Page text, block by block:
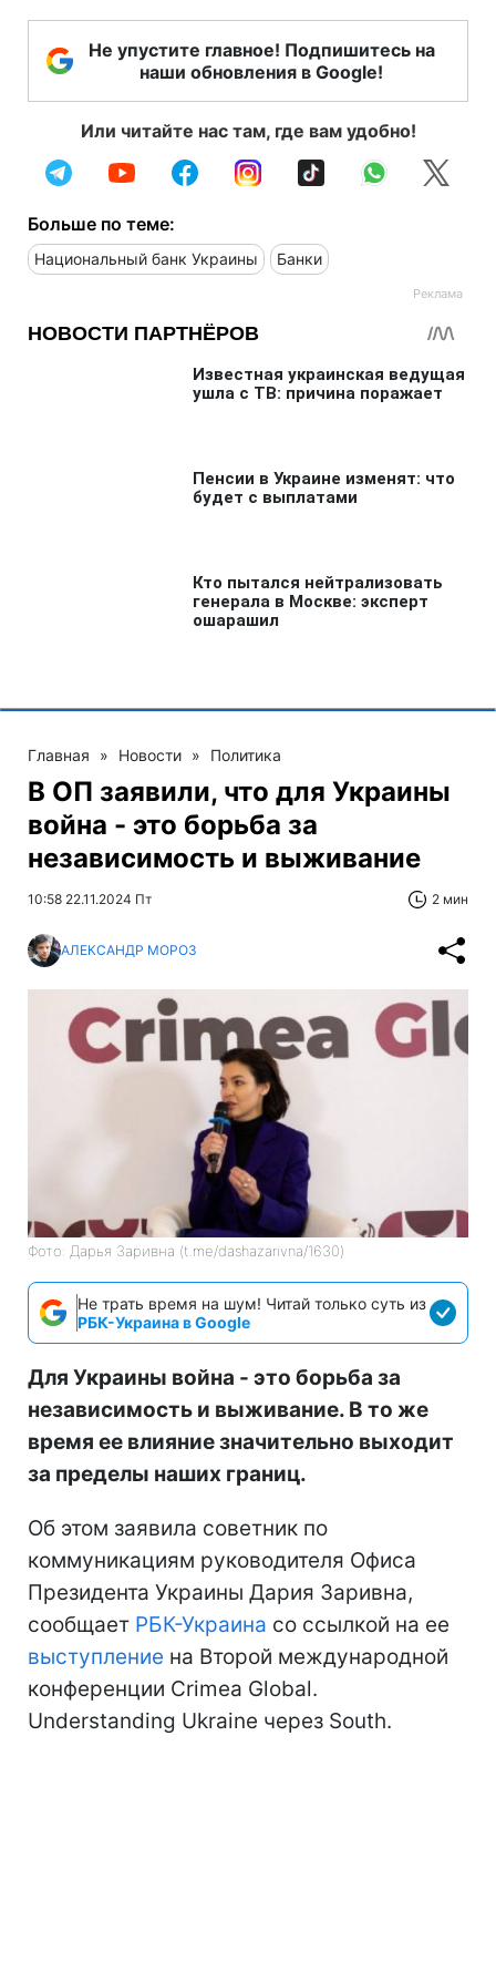
Не упустите главное! Подпишитесь на
наши обновления в Google!
Или читайте нас там, где вам удобно!
Больше по теме:
Национальный банк Украины Банки
Главная » Новости » Политика
В ОП заявили, что для Украины
война - это борьба за
независимость и выживание
10:58 22.11.2024 Пт 2 мин
АЛЕКСАНДР МОРОЗ
Фото: Дарья Заривна (t.me/dashazarivna/1630)
Не трать время на шум! Читай только суть из
РБК-Украина в Google
Для Украины война - это борьба за
независимость и выживание. В то же
время ее влияние значительно выходит
за пределы наших границ.
Об этом заявила советник по
коммуникациям руководителя Офиса
Президента Украины Дария Заривна,
сообщает РБК-Украина со ссылкой на ее
выступление на Второй международной
конференции Crimea Global.
Understanding Ukraine через South.